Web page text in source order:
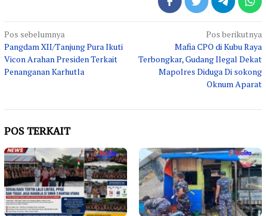
Navigasi
pos
Pos sebelumnya
Pangdam XII/Tanjung Pura Ikuti
Vicon Arahan Presiden Terkait
Penanganan Karhutla
Pos berikutnya
Mafia CPO di Kubu Raya
Terbongkar, Gudang Ilegal Dekat
Mapolres Diduga Di sokong
Oknum Aparat
POS TERKAIT